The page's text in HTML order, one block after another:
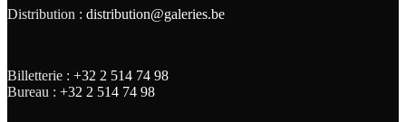
Distribution : distribution@galeries.be
Billetterie : +32 2 514 74 98
Bureau : +32 2 514 74 98